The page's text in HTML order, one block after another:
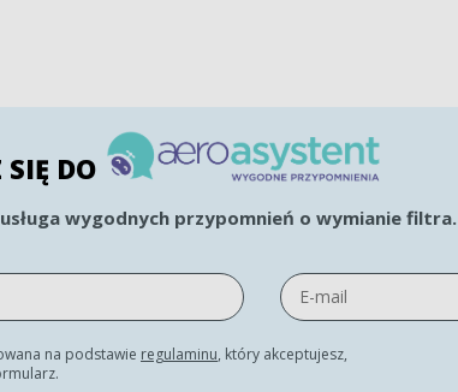
DO
wygodnych przypomnień o wymianie filtra.
na podstawie regulaminu, który akceptujesz,